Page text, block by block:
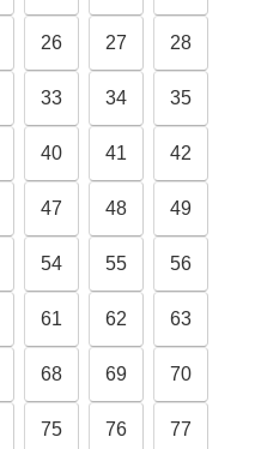
26 27 28
33 34 35
40 41 42
47 48 49
54 55 56
61 62 63
68 69 70
75 76 77